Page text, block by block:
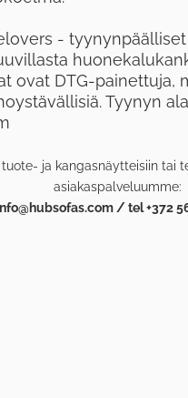
-
ovat DTG-painettuja,
Tyynyn
ja kangasnäytteisiin tai
asiakaspalveluumme:
/ tel +372